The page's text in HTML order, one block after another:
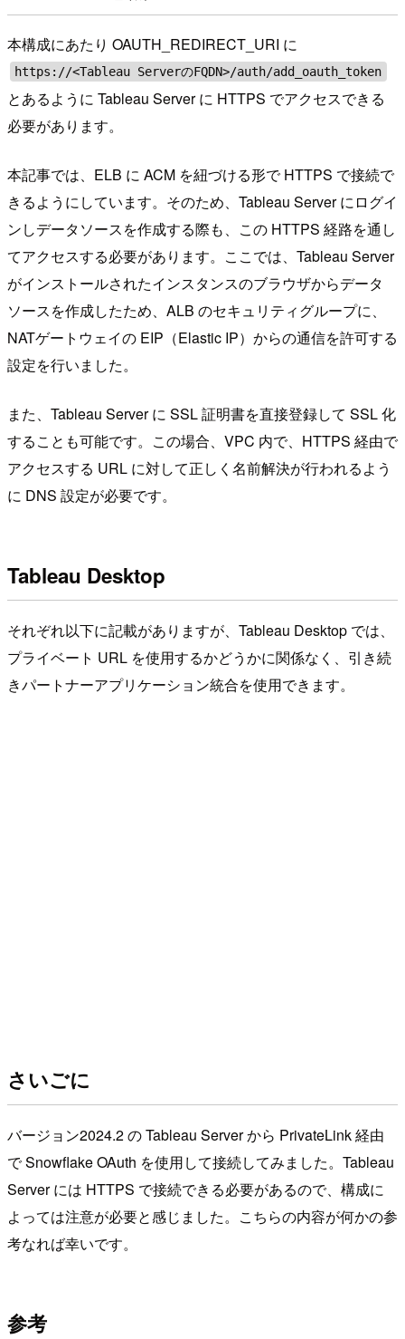
本構成にあたり OAUTH_REDIRECT_URI に
https://<Tableau ServerのFQDN>/auth/add_oauth_token
とあるように Tableau Server に HTTPS でアクセスできる
必要があります。
本記事では、ELB に ACM を紐づける形で HTTPS で接続で
きるようにしています。そのため、Tableau Server にログイ
ンしデータソースを作成する際も、この HTTPS 経路を通し
てアクセスする必要があります。ここでは、Tableau Server
がインストールされたインスタンスのブラウザからデータ
ソースを作成したため、ALB のセキュリティグループに、
NATゲートウェイの EIP（Elastic IP）からの通信を許可する
設定を行いました。
また、Tableau Server に SSL 証明書を直接登録して SSL 化
することも可能です。この場合、VPC 内で、HTTPS 経由で
アクセスする URL に対して正しく名前解決が行われるよう
に DNS 設定が必要です。
Tableau Desktop
それぞれ以下に記載がありますが、Tableau Desktop では、
プライベート URL を使用するかどうかに関係なく、引き続
きパートナーアプリケーション統合を使用できます。
さいごに
バージョン2024.2 の Tableau Server から PrivateLink 経由
で Snowflake OAuth を使用して接続してみました。Tableau
Server には HTTPS で接続できる必要があるので、構成に
よっては注意が必要と感じました。こちらの内容が何かの参
考なれば幸いです。
参考